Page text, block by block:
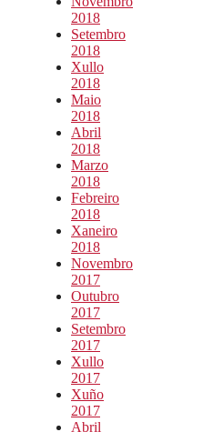
2018
Setembro
2018
Xullo
2018
Maio
2018
Abril
2018
Marzo
2018
Febreiro
2018
Xaneiro
2018
Novembro
2017
Outubro
2017
Setembro
2017
Xullo
2017
Xuño
2017
Abril